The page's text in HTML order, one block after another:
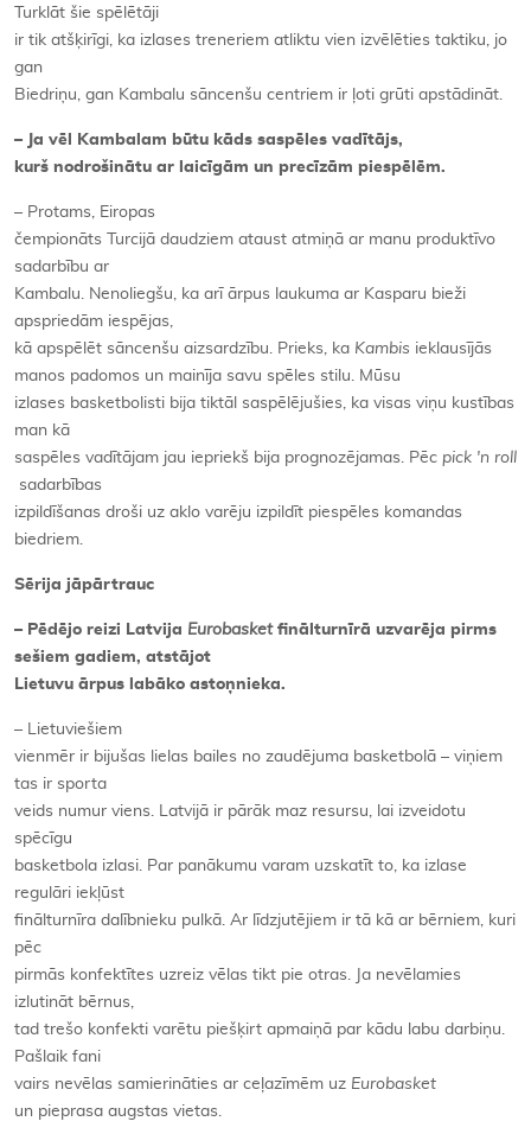
Turklāt šie spēlētāji
ir tik atšķirīgi, ka izlases treneriem atliktu vien izvēlēties taktiku, jo
gan
Biedriņu, gan Kambalu sāncenšu centriem ir ļoti grūti apstādināt.
– Ja vēl Kambalam būtu kāds saspēles vadītājs,
kurš nodrošinātu ar laicīgām un precīzām piespēlēm.
– Protams, Eiropas
čempionāts Turcijā daudziem ataust atmiņā ar manu produktīvo
sadarbību ar
Kambalu. Nenoliegšu, ka arī ārpus laukuma ar Kasparu bieži
apspriedām iespējas,
kā apspēlēt sāncenšu aizsardzību. Prieks, ka Kambis ieklausījās
manos padomos un mainīja savu spēles stilu. Mūsu
izlases basketbolisti bija tiktāl saspēlējušies, ka visas viņu kustības
man kā
saspēles vadītājam jau iepriekš bija prognozējamas. Pēc pick 'n roll
sadarbības
izpildīšanas droši uz aklo varēju izpildīt piespēles komandas
biedriem.
Sērija jāpārtrauc
– Pēdējo reizi Latvija Eurobasket finālturnīrā uzvarēja pirms
sešiem gadiem, atstājot
Lietuvu ārpus labāko astoņnieka.
– Lietuviešiem
vienmēr ir bijušas lielas bailes no zaudējuma basketbolā – viņiem
tas ir sporta
veids numur viens. Latvijā ir pārāk maz resursu, lai izveidotu
spēcīgu
basketbola izlasi. Par panākumu varam uzskatīt to, ka izlase
regulāri iekļūst
finālturnīra dalībnieku pulkā. Ar līdzjutējiem ir tā kā ar bērniem, kuri
pēc
pirmās konfektītes uzreiz vēlas tikt pie otras. Ja nevēlamies
izlutināt bērnus,
tad trešo konfekti varētu piešķirt apmaiņā par kādu labu darbiņu.
Pašlaik fani
vairs nevēlas samierināties ar ceļazīmēm uz Eurobasket
un pieprasa augstas vietas.